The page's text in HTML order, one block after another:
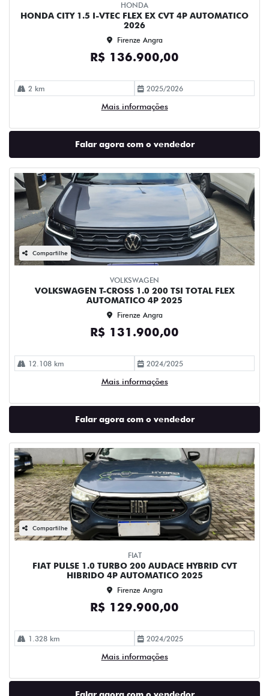
HONDA
HONDA CITY 1.5 I-VTEC FLEX EX CVT 4P AUTOMATICO
2026
Firenze Angra
R$ 136.900,00
2 km 2025/2026
Mais informações
Falar agora com o vendedor
Compartilhe
VOLKSWAGEN
VOLKSWAGEN T-CROSS 1.0 200 TSI TOTAL FLEX
AUTOMATICO 4P 2025
Firenze Angra
R$ 131.900,00
12.108 km 2024/2025
Mais informações
Falar agora com o vendedor
Compartilhe
FIAT
FIAT PULSE 1.0 TURBO 200 AUDACE HYBRID CVT
HIBRIDO 4P AUTOMATICO 2025
Firenze Angra
R$ 129.900,00
1.328 km 2024/2025
Mais informações